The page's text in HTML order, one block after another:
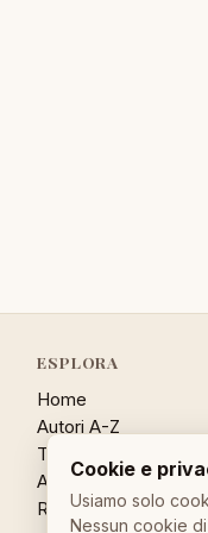
ESPLORA
Home
Autori A-Z
Temi
Aforisma a caso
Ricerca
Cookie e
Usiamo solo
Nessun cookie